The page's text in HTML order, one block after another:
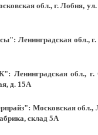
обл., г. Лобня, ул.
Ленинградская обл., г.
обл., г.
д. 15А
Московская обл.,
склад 5А